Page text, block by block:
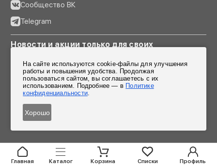
Главная Каталог Корзина Списки Профиль
Сообщество ВК
Telegram
Новости и акции только для своих
Подписаться
Согласен на обработку персональных данных
На сайте используются cookie-файлы для улучшения
работы и повышения удобства. Продолжая
пользоваться сайтом, вы соглашаетесь с их
использованием. Подробнее — в Политике
конфиденциальности.
Хорошо